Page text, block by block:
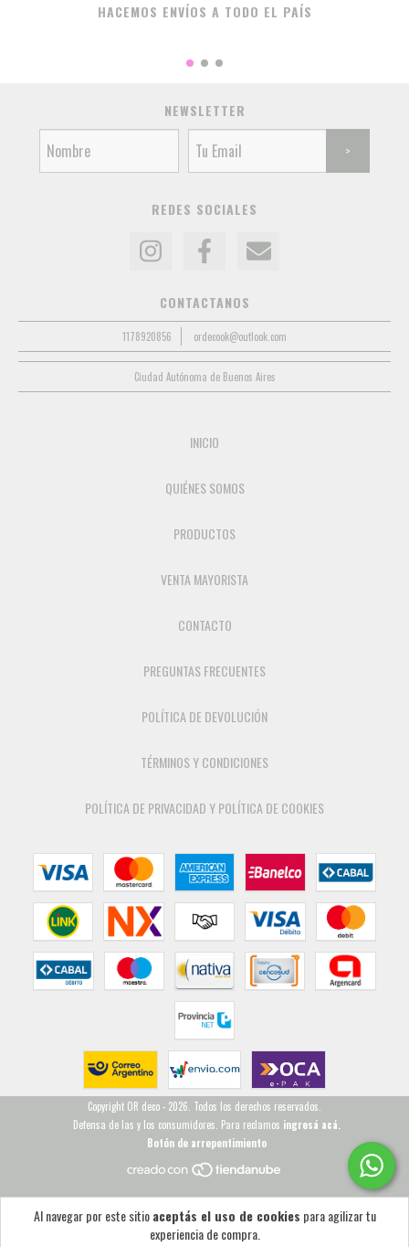
Al navegar por este sitioaceptás el uso de cookies para agilizar tu
experiencia de compra.
HACEMOS ENVÍOS A TODO EL PAÍS
NEWSLETTER
REDES SOCIALES
CONTACTANOS
1178920856 ordecook@outlook.com
Ciudad Autónoma de Buenos Aires
INICIO
QUIÉNES SOMOS
PRODUCTOS
VENTA MAYORISTA
CONTACTO
PREGUNTAS FRECUENTES
POLÍTICA DE DEVOLUCIÓN
TÉRMINOS Y CONDICIONES
POLÍTICA DE PRIVACIDAD Y POLÍTICA DE COOKIES
Copyright OR deco - 2026. Todos los derechos reservados.
Defensa de las y los consumidores. Para reclamos ingresá acá.
Botón de arrepentimiento